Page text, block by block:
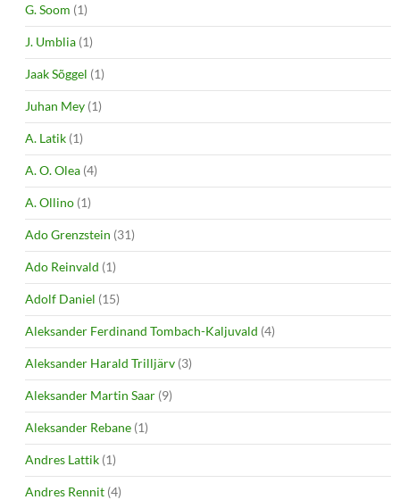
G. Soom (1)
J. Umblia (1)
Jaak Sõggel (1)
Juhan Mey (1)
A. Latik (1)
A. O. Olea (4)
A. Ollino (1)
Ado Grenzstein (31)
Ado Reinvald (1)
Adolf Daniel (15)
Aleksander Ferdinand Tombach-Kaljuvald (4)
Aleksander Harald Trilljärv (3)
Aleksander Martin Saar (9)
Aleksander Rebane (1)
Andres Lattik (1)
Andres Rennit (4)